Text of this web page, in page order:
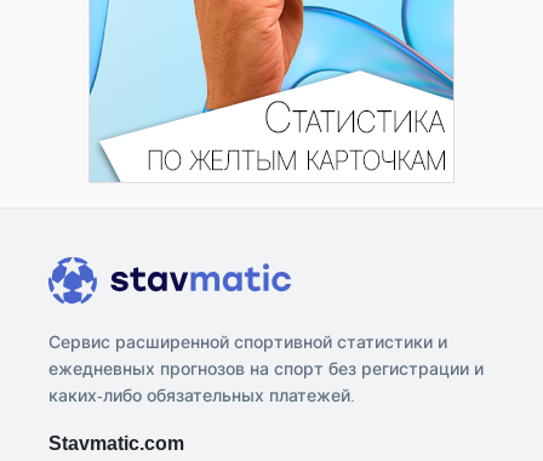
Сервис расширенной спортивной статистики и
ежедневных прогнозов на спорт без регистрации и
каких-либо обязательных платежей.
Stavmatic.com